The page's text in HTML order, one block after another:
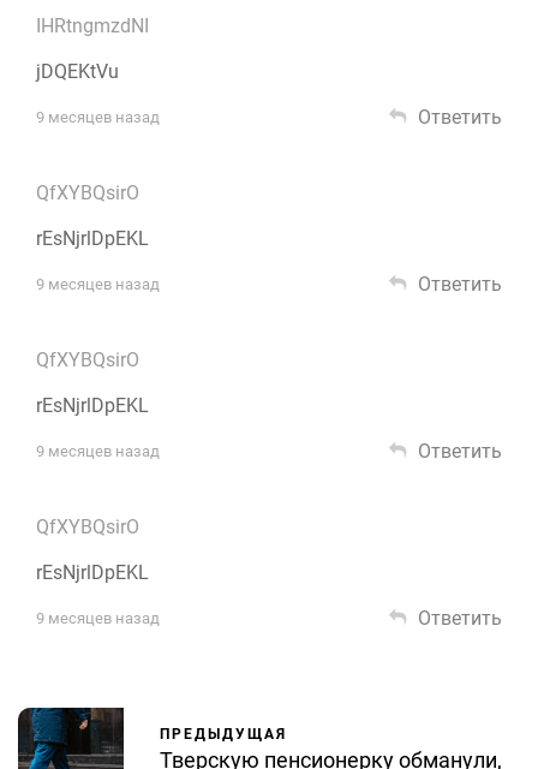
IHRtngmzdNI
jDQEKtVu
9 месяцев назад Ответить
QfXYBQsirO
rEsNjrlDpEKL
9 месяцев назад Ответить
QfXYBQsirO
rEsNjrlDpEKL
9 месяцев назад Ответить
QfXYBQsirO
rEsNjrlDpEKL
9 месяцев назад Ответить
ПРЕДЫДУЩАЯ
Тверскую пенсионерку обманули,